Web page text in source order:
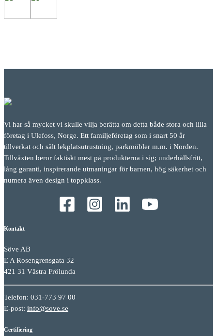
Vi har så mycket vi skulle vilja berätta om detta både stora och lilla
företag i Ulefoss, Norge. Ett familjeföretag som i snart 50 år
tillverkat och sålt lekplatsutrustning, parkmöbler m.m. i Norden.
Tillväxten beror faktiskt mest på produkterna i sig; underhållsfritt,
lång garanti, inspirerande utmaningar för barnen, hög säkerhet och
numera även design i toppklass.
Kontakt
Söve AB
E A Rosengrensgata 32
421 31 Västra Frölunda
Telefon: 031-773 97 00
E-post: info@sove.se
Certifiering